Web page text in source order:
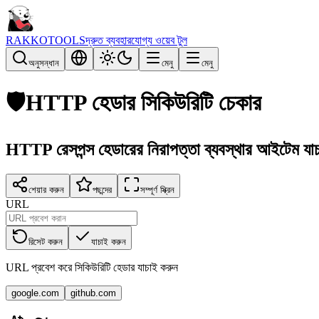
RAKKOTOOLSদ্রুত ব্যবহারযোগ্য ওয়েব টুল
অনুসন্ধান মেনু মেনু
🛡️HTTP হেডার সিকিউরিটি চেকার
HTTP রেসপন্স হেডারের নিরাপত্তা ব্যবস্থার আইটেম
শেয়ার করুন পছন্দের সম্পূর্ণ স্ক্রিন
URL
রিসেট করুন যাচাই করুন
URL প্রবেশ করে সিকিউরিটি হেডার যাচাই করুন
google.com github.com